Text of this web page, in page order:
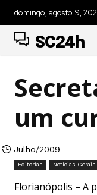
domingo, agosto 9,
SC24h
um
Julho/2009
Editorias Notícias Gerais
Florianópolis – A